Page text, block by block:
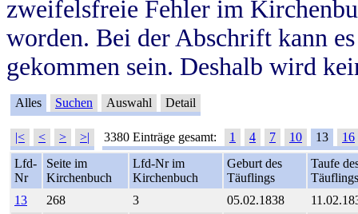
zweifelsfreie Fehler im
worden. Bei der Abschrift kann
gekommen sein. Deshalb wird
Alles Suchen Auswahl Detail
|< < > >| 3380 Einträge gesamt: 1 4 7 10 13
16
Lfd-
Nr
Seite im
Kirchenbuch
Lfd-Nr im
Kirchenbuch
Geburt des
Täuflings
Taufe
Täuflings
13
268 3 05.02.1838